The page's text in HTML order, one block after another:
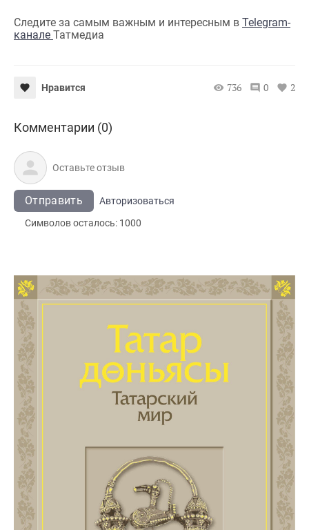
Следите за самым важным и интересным в Telegram-
канале Татмедиа
Нравится 736 0 2
Комментарии (0)
Отправить
Авторизоваться
Символов осталось: 1000